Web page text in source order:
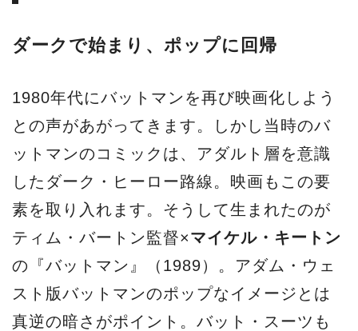
ダークで始まり、ポップに回帰
1980年代にバットマンを再び映画化しよう
との声があがってきます。しかし当時のバ
ットマンのコミックは、アダルト層を意識
したダーク・ヒーロー路線。映画もこの要
素を取り入れます。そうして生まれたのが
ティム・バートン監督×マイケル・キートン
の『バットマン』（1989）。アダム・ウェ
スト版バットマンのポップなイメージとは
真逆の暗さがポイント。バット・スーツも